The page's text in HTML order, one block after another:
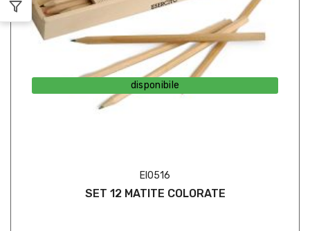
disponibile
EI0516
SET 12 MATITE COLORATE